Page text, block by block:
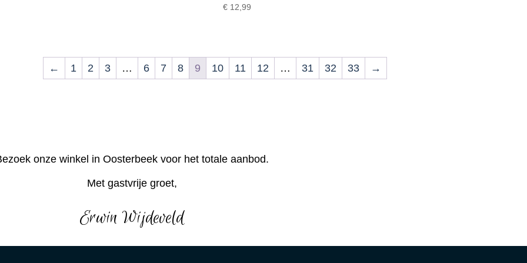
€ 12,99
← 1 2 3 … 6 7 8 9 10 11 12 … 31 32 33 →
onze winkel in Oosterbeek voor het totale aanbod.
Met gastvrije groet,
Erwin Wijdeveld